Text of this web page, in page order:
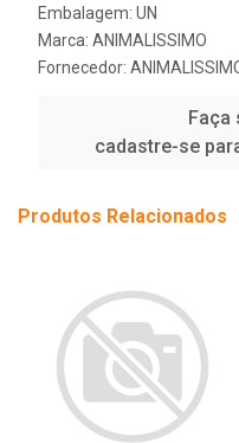
Embalagem: UN
Marca: ANIMALISSIMO
Fornecedor:
Faça
cadastre-se
Produtos Relacionados